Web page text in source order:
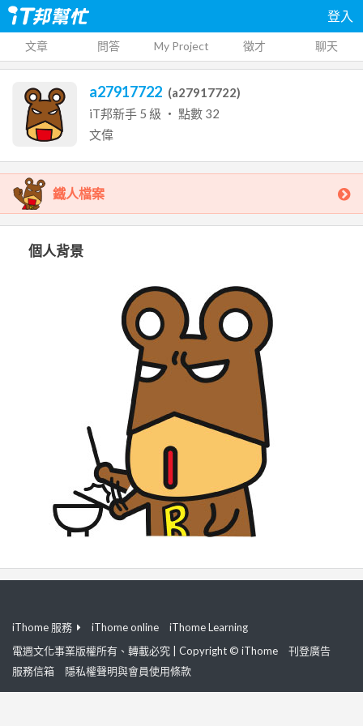
登入
文章 問答 My Project 徵才 聊天
a27917722 (a27917722)
iT邦新手 5 級 ‧ 點數 32
文偉
鐵人檔案
個人背景
iThome 服務 iThome online
iThome Learning
電週文化事業版權所有、轉載必究 | Copyright © iThome
刊登廣告
服務信箱
隱私權聲明與會員使用條款